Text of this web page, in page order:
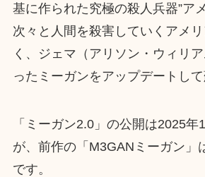
基に作られた究極の殺人兵器”ア
次々と人間を殺害していくアメ
く、ジェマ（アリソン・ウィリ
ったミーガンをアップデートして
「ミーガン2.0」の公開は2025
が、前作の「M3GANミーガン」
です。